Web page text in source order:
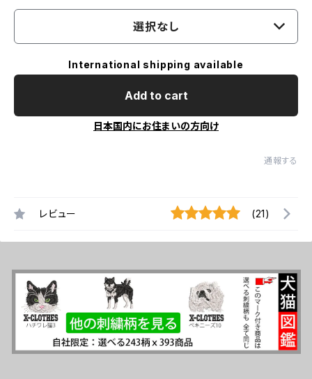
選択なし
International shipping available
Add to cart
日本国内にお住まいの方向け
通報する
レビュー (21)